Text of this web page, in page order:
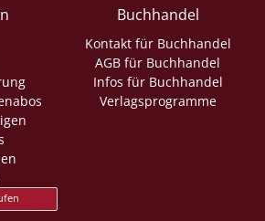
Buchhandel
Kontakt für Buchhandel
AGB für Buchhandel
Infos für Buchhandel
Verlagsprogramme